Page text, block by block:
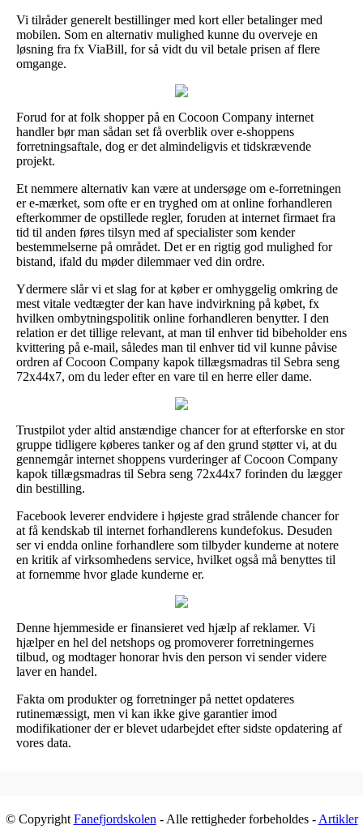
Vi tilråder generelt bestillinger med kort eller betalinger med
mobilen. Som en alternativ mulighed kunne du overveje en
løsning fra fx ViaBill, for så vidt du vil betale prisen af flere
omgange.
Forud for at folk shopper på en Cocoon Company internet
handler bør man sådan set få overblik over e-shoppens
forretningsaftale, dog er det almindeligvis et tidskrævende
projekt.
Et nemmere alternativ kan være at undersøge om e-forretningen
er e-mærket, som ofte er en tryghed om at online forhandleren
efterkommer de opstillede regler, foruden at internet firmaet fra
tid til anden føres tilsyn med af specialister som kender
bestemmelserne på området. Det er en rigtig god mulighed for
bistand, ifald du møder dilemmaer ved din ordre.
Ydermere slår vi et slag for at køber er omhyggelig omkring de
mest vitale vedtægter der kan have indvirkning på købet, fx
hvilken ombytningspolitik online forhandleren benytter. I den
relation er det tillige relevant, at man til enhver tid bibeholder ens
kvittering på e-mail, således man til enhver tid vil kunne påvise
ordren af Cocoon Company kapok tillægsmadras til Sebra seng
72x44x7, om du leder efter en vare til en herre eller dame.
Trustpilot yder altid anstændige chancer for at efterforske en stor
gruppe tidligere køberes tanker og af den grund støtter vi, at du
gennemgår internet shoppens vurderinger af Cocoon Company
kapok tillægsmadras til Sebra seng 72x44x7 forinden du lægger
din bestilling.
Facebook leverer endvidere i højeste grad strålende chancer for
at få kendskab til internet forhandlerens kundefokus. Desuden
ser vi endda online forhandlere som tilbyder kunderne at notere
en kritik af virksomhedens service, hvilket også må benyttes til
at fornemme hvor glade kunderne er.
Denne hjemmeside er finansieret ved hjælp af reklamer. Vi
hjælper en hel del netshops og promoverer forretningernes
tilbud, og modtager honorar hvis den person vi sender videre
laver en handel.
Fakta om produkter og forretninger på nettet opdateres
rutinemæssigt, men vi kan ikke give garantier imod
modifikationer der er blevet udarbejdet efter sidste opdatering af
vores data.
© Copyright Fanefjordskolen - Alle rettigheder forbeholdes - Artikler